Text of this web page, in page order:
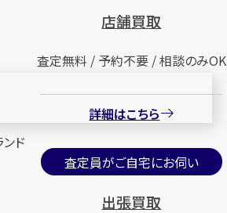
店舗買取
査定無料 / 予約不要 / 相談のみOK
詳細はこちら
査定員がご自宅にお伺い
出張買取